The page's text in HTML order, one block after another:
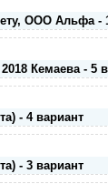
ООО Альфа -
Кемаева - 5
- 4 вариант
- 3 вариант